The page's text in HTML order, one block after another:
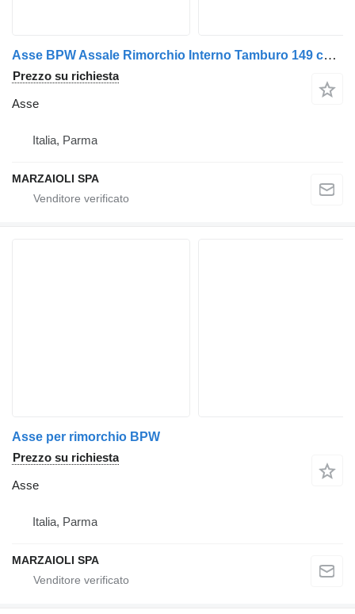
Asse BPW Assale Rimorchio Interno Tamburo 149 cm Fine Mozzo +-206 cm A T per rimorchio
Prezzo su richiesta
Asse
Italia, Parma
MARZAIOLI SPA
Asse per rimorchio BPW
Prezzo su richiesta
Asse
Italia, Parma
MARZAIOLI SPA